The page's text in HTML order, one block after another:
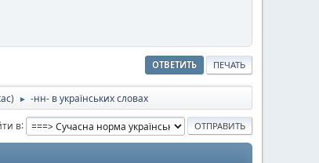
ОТВЕТИТЬ ПЕЧАТЬ
) ► -нн- в українських словах
в